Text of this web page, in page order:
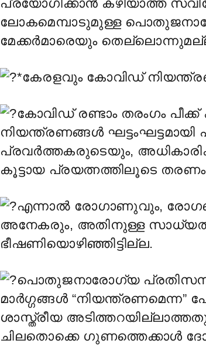
പ്രയോഗിക്കാൻ കഴിയാത്ത
ലോകമെമ്പാടുമുള്ള
മേക്കർമാരെയും
*കേരളവും കോവിഡ്
കോവിഡ് രണ്ടാം തരംഗം
നിയന്ത്രണങ്ങൾ
പ്രവർത്തകരുടെയും,
കൂട്ടായ പ്രയത്നത്തിലൂടെ
എന്നാൽ രോഗാണുവും,
അനേകരും, അതിനുള്ള
ഭീഷണിയൊഴിഞ്ഞിട്ടില്ല.
പൊതുജനാരോഗ്യ
മാർഗ്ഗങ്ങൾ
ശാസ്ത്രീയ
ചിലതൊക്കെ ഗുണത്തെക്കാൾ